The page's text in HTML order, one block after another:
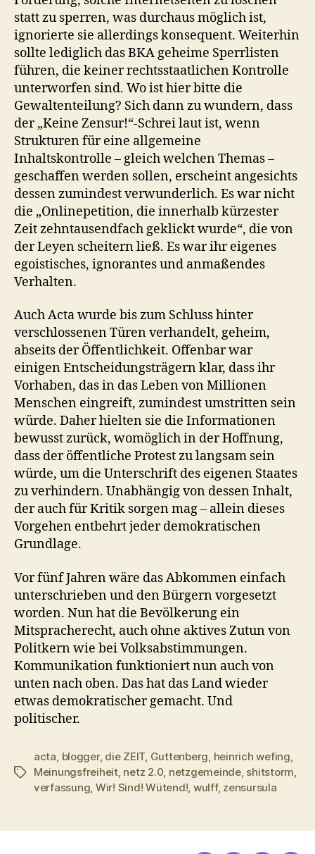
statt zu sperren, was durchaus möglich ist,
ignorierte sie allerdings konsequent. Weiterhin
sollte lediglich das BKA geheime Sperrlisten
führen, die keiner rechtsstaatlichen Kontrolle
unterworfen sind. Wo ist hier bitte die
Gewaltenteilung? Sich dann zu wundern, dass
der „Keine Zensur!“-Schrei laut ist, wenn
Strukturen für eine allgemeine
Inhaltskontrolle – gleich welchen Themas –
geschaffen werden sollen, erscheint angesichts
dessen zumindest verwunderlich. Es war nicht
die „Onlinepetition, die innerhalb kürzester
Zeit zehntausendfach geklickt wurde“, die von
der Leyen scheitern ließ. Es war ihr eigenes
egoistisches, ignorantes und anmaßendes
Verhalten.
Auch Acta wurde bis zum Schluss hinter
verschlossenen Türen verhandelt, geheim,
abseits der Öffentlichkeit. Offenbar war
einigen Entscheidungsträgern klar, dass ihr
Vorhaben, das in das Leben von Millionen
Menschen eingreift, zumindest umstritten sein
würde. Daher hielten sie die Informationen
bewusst zurück, womöglich in der Hoffnung,
dass der öffentliche Protest zu langsam sein
würde, um die Unterschrift des eigenen Staates
zu verhindern. Unabhängig von dessen Inhalt,
der auch für Kritik sorgen mag – allein dieses
Vorgehen entbehrt jeder demokratischen
Grundlage.
Vor fünf Jahren wäre das Abkommen einfach
unterschrieben und den Bürgern vorgesetzt
worden. Nun hat die Bevölkerung ein
Mitspracherecht, auch ohne aktives Zutun von
Politkern wie bei Volksabstimmungen.
Kommunikation funktioniert nun auch von
unten nach oben. Das hat das Land wieder
etwas demokratischer gemacht. Und
politischer.
Schlagwörter
acta, blogger, die ZEIT, Guttenberg, heinrich wefing,
Meinungsfreiheit, netz 2.0, netzgemeinde, shitstorm,
verfassung, Wir! Sind! Wütend!, wulff, zensursula